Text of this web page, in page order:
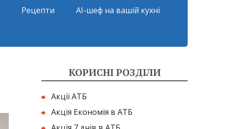
Рецепти AI-шеф на вашій кухні
КОРИСНІ РОЗДІЛИ
Акції АТБ
Акція Економія в АТБ